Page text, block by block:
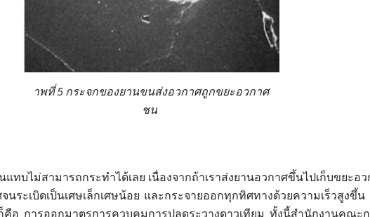
าพที่ 5 กระจกของยานขนส่งอวกาศถูกขยะอวกาศ
ชน
ทบไม่สามารถกระทำได้เลย เนื่องจากถ้าเราส่งยานอวกาศขึ้นไปเก็บขยะอ
จนระเบิดเป็นเศษเล็กเศษน้อย และกระจายออกทุกทิศทางด้วยความเร็วสูง
อ การออกมาตรการควบคุมการปลดระวางดาวเทียม ทั้งนี้สำนักงานคณะ